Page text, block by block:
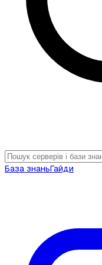
База знаньГайди